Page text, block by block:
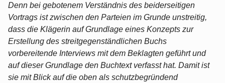
Denn bei gebotenem Verständnis des beiderseitigen
Vortrags ist zwischen den Parteien im Grunde unstreitig,
dass die Klägerin auf Grundlage eines Konzepts zur
Erstellung des streitgegenständlichen Buchs
vorbereitende Interviews mit dem Beklagten geführt und
auf dieser Grundlage den Buchtext verfasst hat. Damit ist
sie mit Blick auf die oben als schutzbegründend